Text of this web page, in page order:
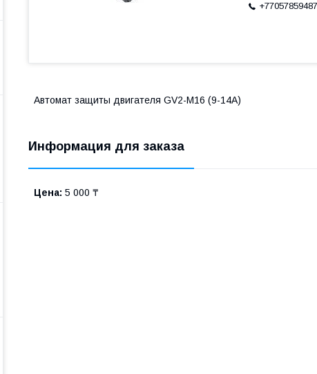
+77057859487
Автомат защиты двигателя GV2-M16 (9-14А)
Информация для заказа
Цена: 5 000 ₸